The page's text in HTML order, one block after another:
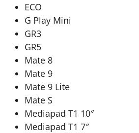
ECO
G Play Mini
GR3
GR5
Mate 8
Mate 9
Mate 9 Lite
Mate S
Mediapad T1 10″
Mediapad T1 7″